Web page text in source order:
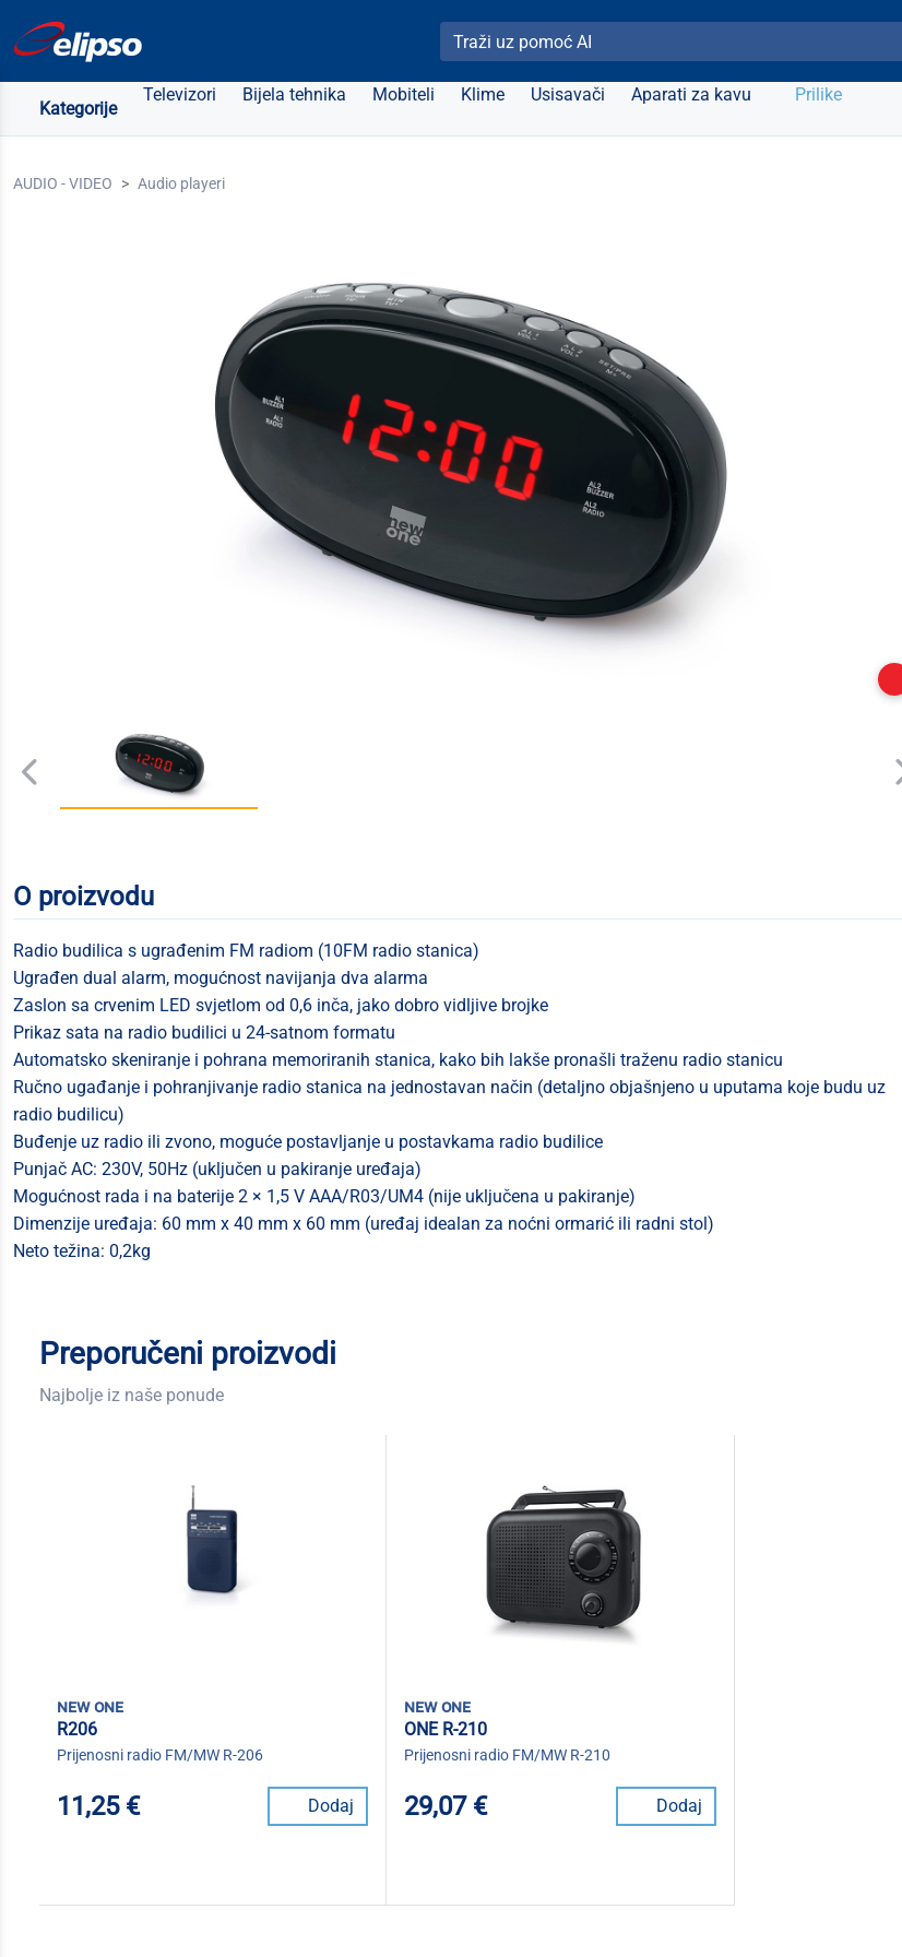
Pretraži Elipso
Kategorije
Televizori Bijela tehnika Mobiteli Klime Usisavači Aparati za kavu Prilike
AUDIO - VIDEO Audio playeri
O proizvodu
Radio budilica s ugrađenim FM radiom (10FM radio stanica)
Ugrađen dual alarm, mogućnost navijanja dva alarma
Zaslon sa crvenim LED svjetlom od 0,6 inča, jako dobro vidljive brojke
Prikaz sata na radio budilici u 24-satnom formatu
Automatsko skeniranje i pohrana memoriranih stanica, kako bih lakše pronašli traženu radio stanicu
Ručno ugađanje i pohranjivanje radio stanica na jednostavan način (detaljno objašnjeno u uputama koje budu uz
radio budilicu)
Buđenje uz radio ili zvono, moguće postavljanje u postavkama radio budilice
Punjač AC: 230V, 50Hz (uključen u pakiranje uređaja)
Mogućnost rada i na baterije 2 × 1,5 V AAA/R03/UM4 (nije uključena u pakiranje)
Dimenzije uređaja: 60 mm x 40 mm x 60 mm (uređaj idealan za noćni ormarić ili radni stol)
Neto težina: 0,2kg
Preporučeni proizvodi
Najbolje iz naše ponude
new one
R206
Prijenosni radio FM/MW R-206
11,25 € Dodaj
new one
ONE R-210
Prijenosni radio FM/MW R-210
29,07 € Dodaj